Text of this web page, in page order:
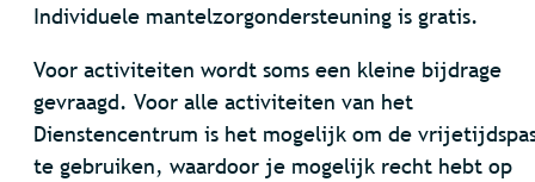
Individuele mantelzorgondersteuning is gratis.
Voor activiteiten wordt soms een kleine bijdrage
gevraagd. Voor alle activiteiten van het
Dienstencentrum is het mogelijk om de
te gebruiken, waardoor je mogelijk recht hebt op